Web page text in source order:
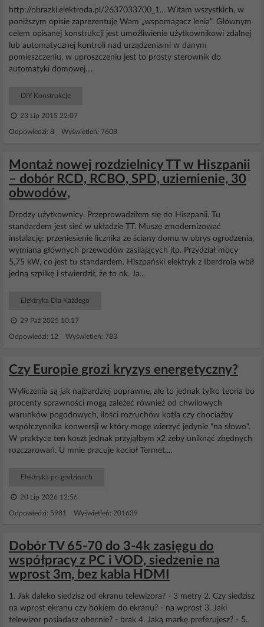
http://obrazki.elektroda.pl/2637033700_1... Witam wszystkich, w
poniższym opisie zaprezentuję Wam „wspomagacz lenia”. Głównym
celem opisanej konstrukcji jest umożliwienie użytkownikowi zdalnej
lub automatycznej kontroli nad urządzeniami w danym
pomieszczeniu, w uproszczeniu jest to prosty sterownik do
automatyki domowej....
DIY Konstrukcje
23 Lip 2015 22:07
Odpowiedzi: 8 Wyświetleń: 7608
Montaż nowej rozdzielnicy TT w Hiszpanii
– dobór RCD, RCBO, SPD, uziemienie, 30
obwodów,
Drodzy użytkownicy. Przeprowadziłem się do Hiszpanii. Tu
standardem jest sieć w układzie TT. Muszę zmodernizować
instalację: przeniesienie licznika ze ściany domu w obrys ogrodzenia,
wymiana głównych przewodów zasilających itp. Przydział mocy
5,75 kW, co jest tu standardem. Hiszpański elektryk z Iberdrola wbił
jedną szpilkę i stwierdził, że to ok. Ja...
Elektryka Dla Każdego
29 Paź 2025 10:17
Odpowiedzi: 12 Wyświetleń: 783
Czy Europie grozi kryzys energetyczny?
Wyliczenia są jak najbardziej poprawne, ale to jednak tylko teoria bo
procenty sprawności mogą zależeć również od chwilowych
warunków pogodowych, ilości rozruchów kotła czy chociażby
współczynnika konwersji w który mogę wierzyć jedynie "na słowo".
W praktyce ten koszt jednak przyjąłbym x2 żeby uniknąć zbędnych
rozczarowań. U mnie pracuje kocioł Termet,...
Elektryka po godzinach
20 Lip 2026 12:56
Odpowiedzi: 5981 Wyświetleń: 201639
Dobór TV 65-70 do 3-4k zasięgu do
współpracy z PC i VOD, siedzenie na
wprost 3m, bez kabla HDMI
1. Jak daleko siedzisz od ekranu telewizora? - 3 metry 2. Czy siedzisz
na wprost ekranu czy bokiem do ekranu? - na wprost 3. Jaki
telewizor posiadasz obecnie? - brak 4. Jaką markę preferujesz? - 5.